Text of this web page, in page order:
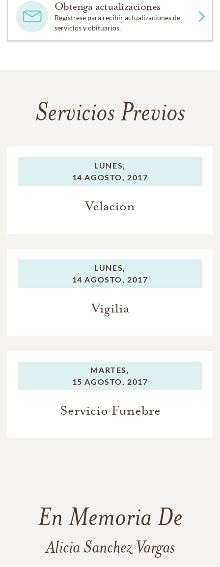
Obtenga actualizaciones
Regístrese para recibir actualizaciones de
servicios y obituarios.
Servicios Previos
LUNES,
14 AGOSTO, 2017
Velacion
LUNES,
14 AGOSTO, 2017
Vigilia
MARTES,
15 AGOSTO, 2017
Servicio Funebre
En Memoria De
Alicia Sanchez Vargas